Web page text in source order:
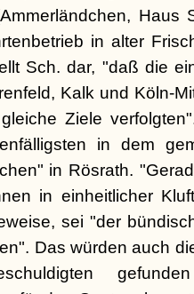
Haus
in alter
Sch. dar, "daß die
Kalk und Köln-
Ziele
in dem
in Rösrath.
in einheitlicher
sei "der
Das würden auch